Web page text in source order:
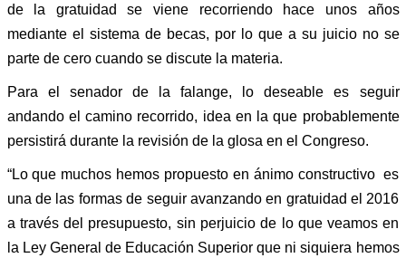
de la gratuidad se viene recorriendo hace unos años
mediante el sistema de becas, por lo que a su juicio no se
parte de cero cuando se discute la materia.
Para el senador de la falange, lo deseable es seguir
andando el camino recorrido, idea en la que probablemente
persistirá durante la revisión de la glosa en el Congreso.
“Lo que muchos hemos propuesto en ánimo constructivo es
una de las formas de seguir avanzando en gratuidad el 2016
a través del presupuesto, sin perjuicio de lo que veamos en
la Ley General de Educación Superior que ni siquiera hemos